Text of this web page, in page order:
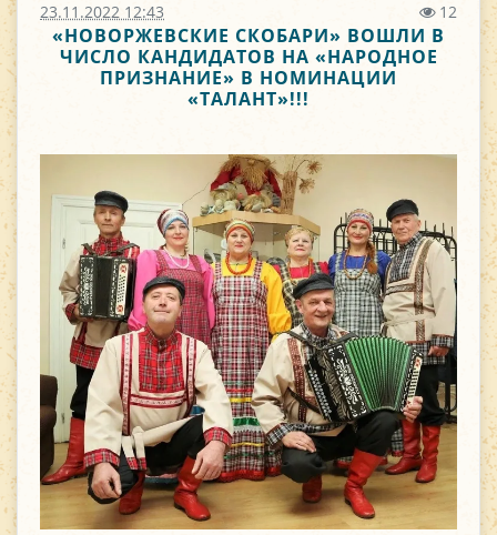
23.11.2022 12:43 12
«НОВОРЖЕВСКИЕ СКОБАРИ» ВОШЛИ В
ЧИСЛО КАНДИДАТОВ НА «НАРОДНОЕ
ПРИЗНАНИЕ» В НОМИНАЦИИ
«ТАЛАНТ»!!!